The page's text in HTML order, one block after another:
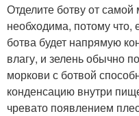
Отделите ботву от
необходима, потому что,
ботва будет напрямую
влагу, и зелень обычно
моркови с ботвой
конденсацию внутри
чревато появлением